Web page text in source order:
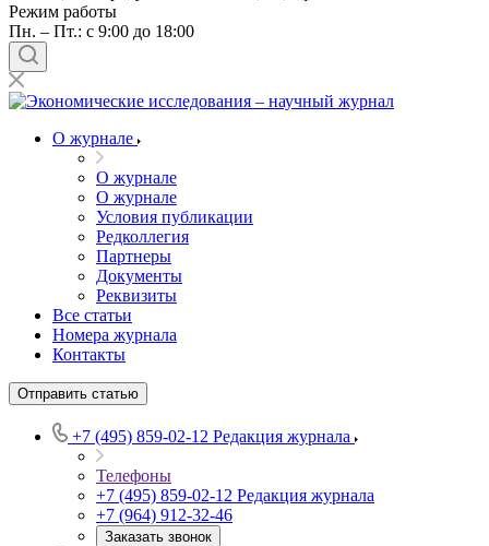
Режим работы
Пн. – Пт.: с 9:00 до 18:00
О журнале
О журнале
О журнале
Условия публикации
Редколлегия
Партнеры
Документы
Реквизиты
Все статьи
Номера журнала
Контакты
Отправить статью
+7 (495) 859-02-12 Редакция журнала
Телефоны
+7 (495) 859-02-12 Редакция журнала
+7 (964) 912-32-46
Заказать звонок